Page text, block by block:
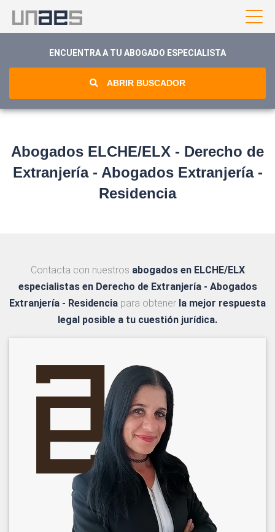
ENCUENTRA A TU ABOGADO ESPECIALISTA
ABRIR BUSCADOR
Abogados ELCHE/ELX - Derecho de
Extranjería - Abogados Extranjería -
Residencia
Contacta con nuestros abogados en ELCHE/ELX
especialistas en Derecho de Extranjería - Abogados
Extranjería - Residencia para obtener la mejor respuesta
legal posible a tu cuestión jurídica.